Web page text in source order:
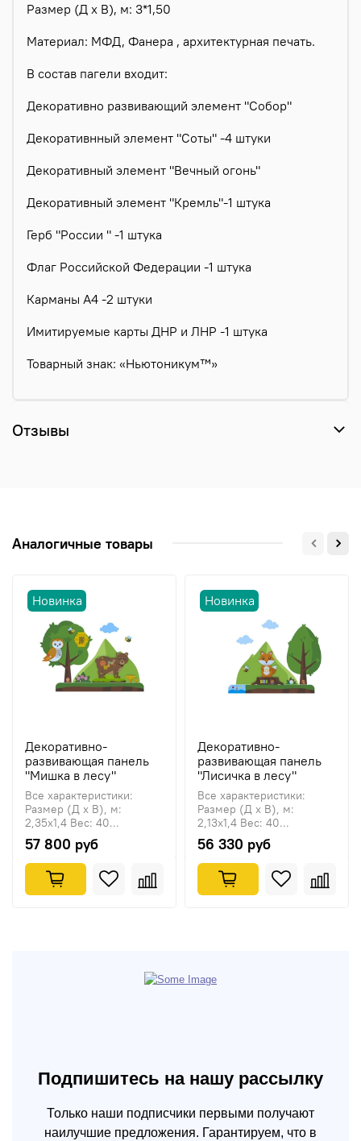
Размер (Д х В), м: 3*1,50
Материал: МФД, Фанера , архитектурная печать.
В состав пагели входит:
Декоративно развивающий элемент "Собор"
Декоративнный элемент "Соты" -4 штуки
Декоративный элемент "Вечный огонь"
Декоративный элемент "Кремль"-1 штука
Герб "России " -1 штука
Флаг Российской Федерации -1 штука
Карманы А4 -2 штуки
Имитируемые карты ДНР и ЛНР -1 штука
Товарный знак: «Ньютоникум™»
Отзывы
Аналогичные товары
Новинка
Декоративно-
развивающая панель
"Мишка в лесу"
Все характеристики:
Размер (Д х В), м:
2,35х1,4 Вес: 40...
57 800 руб
Новинка
Декоративно-
развивающая панель
"Лисичка в лесу"
Все характеристики:
Размер (Д х В), м:
2,13х1,4 Вес: 40...
56 330 руб
Подпишитесь на нашу рассылку
Только наши подписчики первыми получают
наилучшие предложения. Гарантируем, что в